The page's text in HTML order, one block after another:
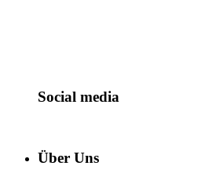
Social media
Über Uns